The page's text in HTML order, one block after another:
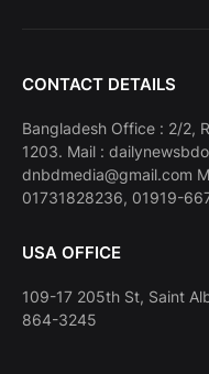
CONTACT DETAILS
Bangladesh Office : 2/2,
1203. Mail :
dnbdmedia@gmail.com
01731828236, 01919-
USA OFFICE
109-17 205th St, Saint
864-3245